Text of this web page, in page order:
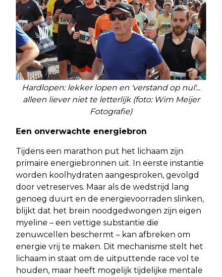
Hardlopen: lekker lopen en 'verstand op nul'...
alleen liever niet te letterlijk (foto: Wim Meijer
Fotografie)
Een onverwachte energiebron
Tijdens een marathon put het lichaam zijn
primaire energiebronnen uit. In eerste instantie
worden koolhydraten aangesproken, gevolgd
door vetreserves. Maar als de wedstrijd lang
genoeg duurt en de energievoorraden slinken,
blijkt dat het brein noodgedwongen zijn eigen
myeline – een vettige substantie die
zenuwcellen beschermt – kan afbreken om
energie vrij te maken. Dit mechanisme stelt het
lichaam in staat om de uitputtende race vol te
houden, maar heeft mogelijk tijdelijke mentale